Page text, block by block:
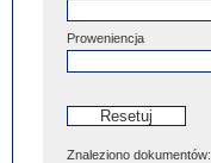
Proweniencja
Znaleziono dokumentów: